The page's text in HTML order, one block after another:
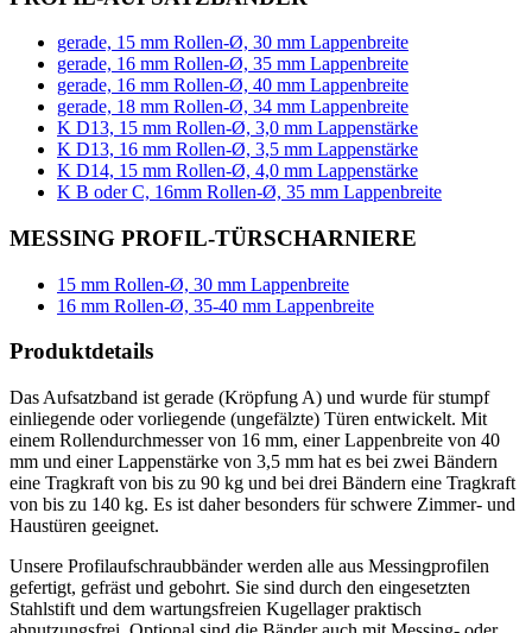
gerade, 15 mm Rollen-Ø, 30 mm Lappenbreite
gerade, 16 mm Rollen-Ø, 35 mm Lappenbreite
gerade, 16 mm Rollen-Ø, 40 mm Lappenbreite
gerade, 18 mm Rollen-Ø, 34 mm Lappenbreite
K D13, 15 mm Rollen-Ø, 3,0 mm Lappenstärke
K D13, 16 mm Rollen-Ø, 3,5 mm Lappenstärke
K D14, 15 mm Rollen-Ø, 4,0 mm Lappenstärke
K B oder C, 16mm Rollen-Ø, 35 mm Lappenbreite
MESSING PROFIL-TÜRSCHARNIERE
15 mm Rollen-Ø, 30 mm Lappenbreite
16 mm Rollen-Ø, 35-40 mm Lappenbreite
Produktdetails
Das Aufsatzband ist gerade (Kröpfung A) und wurde für stumpf
einliegende oder vorliegende (ungefälzte) Türen entwickelt. Mit
einem Rollendurchmesser von 16 mm, einer Lappenbreite von 40
mm und einer Lappenstärke von 3,5 mm hat es bei zwei Bändern
eine Tragkraft von bis zu 90 kg und bei drei Bändern eine Tragkraft
von bis zu 140 kg. Es ist daher besonders für schwere Zimmer- und
Haustüren geeignet.
Unsere Profilaufschraubbänder werden alle aus Messingprofilen
gefertigt, gefräst und gebohrt. Sie sind durch den eingesetzten
Stahlstift und dem wartungsfreien Kugellager praktisch